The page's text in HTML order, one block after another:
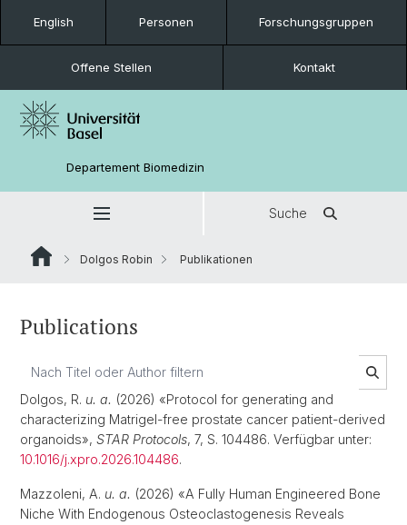
English Personen Forschungsgruppen
Offene Stellen Kontakt
Departement Biomedizin
Suche
Dolgos Robin Publikationen
Publications
Dolgos, R. u. a. (2026) «Protocol for generating and
characterizing Matrigel-free prostate cancer patient-derived
organoids», STAR Protocols, 7, S. 104486. Verfügbar unter:
10.1016/j.xpro.2026.104486.
Mazzoleni, A. u. a. (2026) «A Fully Human Engineered Bone
Niche With Endogenous Osteoclastogenesis Reveals